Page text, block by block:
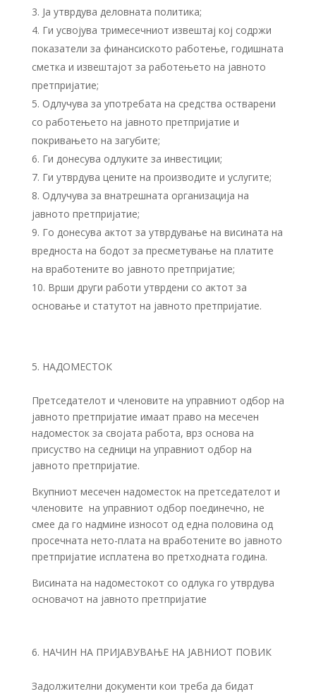
Ја утврдува деловната политика;
Ги усвојува тримесечниот извештај кој содржи
показатели за финансиското работење, годишната
сметка и извештајот за работењето на јавното
претпријатие;
Одлучува за употребата на средства остварени
со работењето на јавното претпријатие и
покривањето на загубите;
Ги донесува одлуките за инвестиции;
Ги утврдува цените на производите и услугите;
Одлучува за внатрешната организација на
јавното претпријатие;
Го донесува актот за утврдување на висината на
вредноста на бодот за пресметување на платите
на вработените во јавното претпријатие;
Врши други работи утврдени со актот за
основање и статутот на јавното претпријатие.
НАДОМЕСТОК
Претседателот и членовите на управниот одбор на
јавното претпријатие имаат право на месечен
надоместок за својата работа, врз основа на
присуство на седници на управниот одбор на
јавното претпријатие.
Вкупниот месечен надоместок на претседателот и
членовите на управниот одбор поединечно, не
смее да го надмине износот од една половина од
просечната нето-плата на вработените во јавното
претпријатие исплатена во претходната година.
Висината на надоместокот со одлука го утврдува
основачот на јавното претпријатие
НАЧИН НА ПРИЈАВУВАЊЕ НА ЈАВНИОТ ПОВИК
Задолжителни документи кои треба да бидат